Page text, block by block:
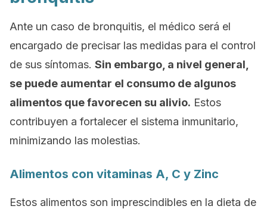
Ante un caso de bronquitis, el médico será el
encargado de precisar las medidas para el control
de sus síntomas. Sin embargo, a nivel general,
se puede aumentar el consumo de algunos
alimentos que favorecen su alivio. Estos
contribuyen a fortalecer el sistema inmunitario,
minimizando las molestias.
Alimentos con vitaminas A, C y Zinc
Estos alimentos son imprescindibles en la dieta de